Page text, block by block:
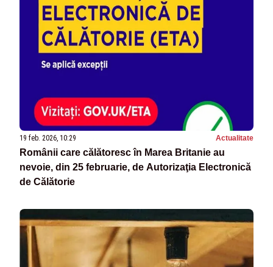
19 feb. 2026, 10:29 Actualitate
Românii care călătoresc în Marea Britanie au
nevoie, din 25 februarie, de Autorizaţia Electronică
de Călătorie